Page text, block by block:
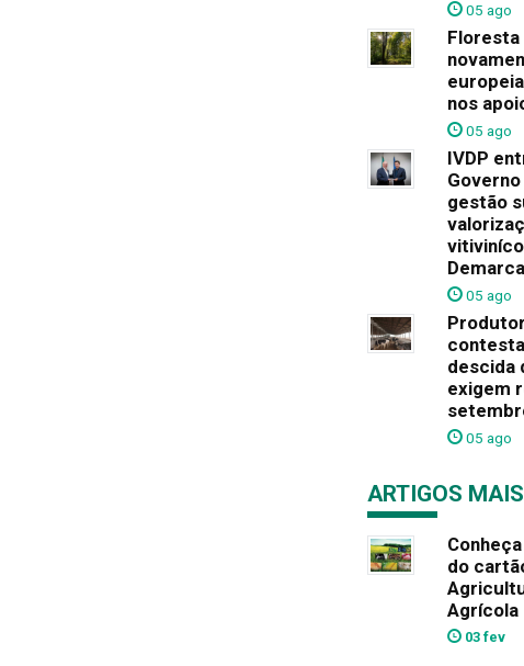
05 ago
nos
05 ago
IVDP
gestão
05 ago
descida
exigem
05 ago
ARTIGOS
do
Agrícola
03 fev